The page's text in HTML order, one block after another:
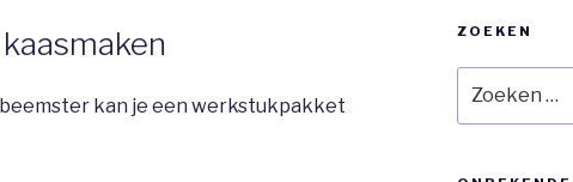
kan je een werkstukpakket
ZOEKEN
naar: